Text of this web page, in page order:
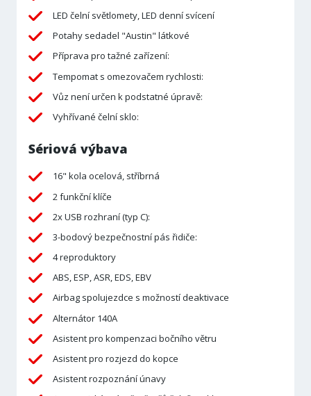
LED čelní světlomety, LED denní svícení
Potahy sedadel "Austin" látkové
Příprava pro tažné zařízení:
Tempomat s omezovačem rychlosti:
Vůz není určen k podstatné úpravě:
Vyhřívané čelní sklo:
Sériová výbava
16" kola ocelová, stříbrná
2 funkční klíče
2x USB rozhraní (typ C):
3-bodový bezpečnostní pás řidiče:
4 reproduktory
ABS, ESP, ASR, EDS, EBV
Airbag spolujezdce s možností deaktivace
Alternátor 140A
Asistent pro kompenzaci bočního větru
Asistent pro rozjezd do kopce
Asistent rozpoznání únavy